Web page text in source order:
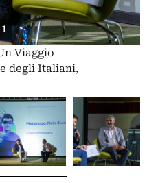
Viaggio
degli Italiani,